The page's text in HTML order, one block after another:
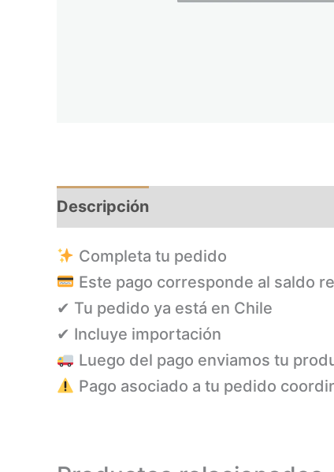
Descripción
Completa tu pedido
Este pago corresponde al saldo
✔ Tu pedido ya está en Chile
✔ Incluye importación
Luego del pago enviamos tu
Pago asociado a tu pedido